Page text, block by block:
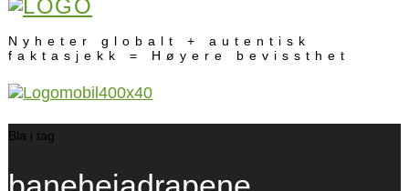
Nyheter globalt + autentisk
faktasjekk = Høyere bevissthet
Bla i tag